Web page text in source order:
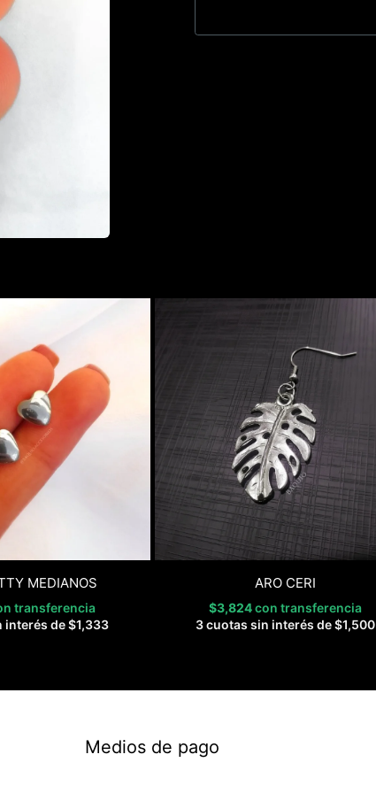
MEDIANOS
transferencia
interés de$1,333
ARO CERI
$3,824con transferencia
3 cuotas sin interés de$1,500
Medios de pago